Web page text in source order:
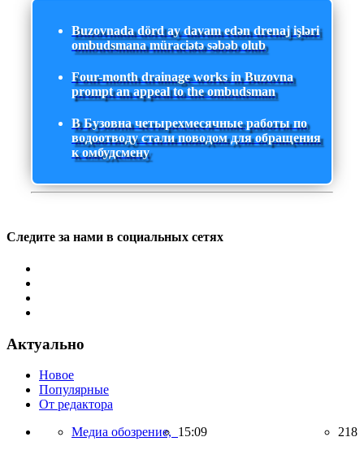
Buzovnada dörd ay davam edən drenaj işləri
ombudsmana müraciətə səbəb olub
Four-month drainage works in Buzovna
prompt an appeal to the ombudsman
В Бузовна четырехмесячные работы по
водоотводу стали поводом для обращения
к омбудсмену
Следите за нами в социальных сетях
Актуально
Новое
Популярные
От редактора
Медиа обозрение, 15:09 218